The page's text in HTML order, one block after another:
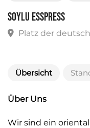
Gastronomie
Übersicht
Über Uns
Wir sind ein